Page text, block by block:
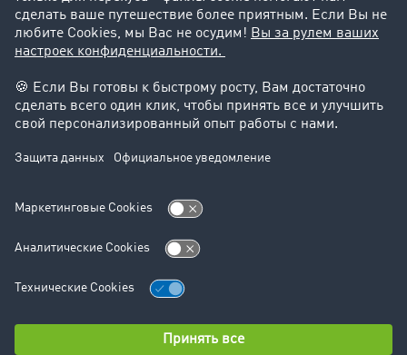
Юридическая информация
Общие Условия Сотрудничества
Защита данных
Отдел новостей